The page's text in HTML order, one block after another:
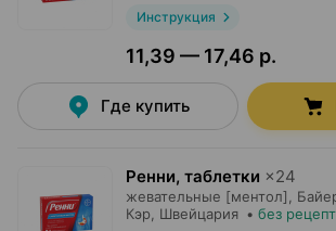
Инструкция
11,39 — 17,46 р.
Где купить
Ренни, таблетки ×24
жевательные [ментол],
Кэр , Швейцария • без